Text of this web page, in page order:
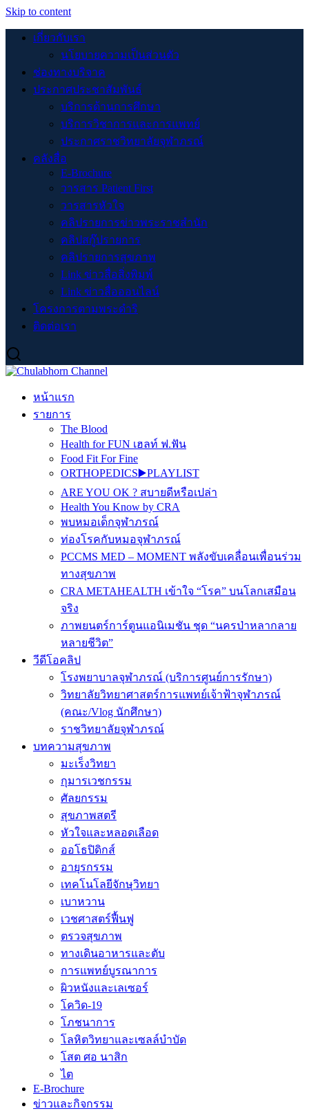
Skip to content
เกี่ยวกับเรา
นโยบายความเป็นส่วนตัว
ช่องทางบริจาค
ประกาศประชาสัมพันธ์
บริการด้านการศึกษา
บริการวิชาการและการแพทย์
ประกาศราชวิทยาลัยจุฬาภรณ์
คลังสื่อ
E-Brochure
วารสาร Patient First
วารสารหัวใจ
คลิปรายการข่าวพระราชสำนัก
คลิปสกู๊ปรายการ
คลิปรายการสุขภาพ
Link ข่าวสื่อสิ่งพิมพ์
Link ข่าวสื่อออนไลน์
โครงการตามพระดำริ
ติดต่อเรา
หน้าแรก
รายการ
The Blood
Health for FUN เฮลท์ ฟ.ฟัน
Food Fit For Fine
ORTHOPEDICS▶️PLAYLIST
ARE YOU OK ? สบายดีหรือเปล่า
Health You Know by CRA
พบหมอเด็กจุฬาภรณ์
ท่องโรคกับหมอจุฬาภรณ์
PCCMS MED – MOMENT พลังขับเคลื่อนเพื่อนร่วม
ทางสุขภาพ
CRA METAHEALTH เข้าใจ “โรค” บนโลกเสมือน
จริง
ภาพยนตร์การ์ตูนแอนิเมชัน ชุด “นครป่าหลากลาย
หลายชีวิต”
วีดีโอคลิป
โรงพยาบาลจุฬาภรณ์ (บริการศูนย์การรักษา)
วิทยาลัยวิทยาศาสตร์การแพทย์เจ้าฟ้าจุฬาภรณ์
(คณะ/Vlog นักศึกษา)
ราชวิทยาลัยจุฬาภรณ์
บทความสุขภาพ
มะเร็งวิทยา
กุมารเวชกรรม
ศัลยกรรม
สุขภาพสตรี
หัวใจและหลอดเลือด
ออโธปิดิกส์
อายุรกรรม
เทคโนโลยีจักษุวิทยา
เบาหวาน
เวชศาสตร์ฟื้นฟู
ตรวจสุขภาพ
ทางเดินอาหารและตับ
การแพทย์บูรณาการ
ผิวหนังและเลเซอร์
โควิด-19
โภชนาการ
โลหิตวิทยาและเซลล์บำบัด
โสต ศอ นาสิก
ไต
E-Brochure
ข่าวและกิจกรรม